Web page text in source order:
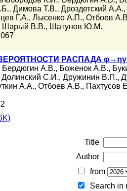
, Димова Т.В., Дроздетский А.А.,
Г.А., Лысенко А.П., Отбоев
Шарый В.В., Шатунов Ю.М.
РАСПАДА
Бердюгин А.В., Боженок А.В.,
Долинский С.И., Дружинин В.П.,
А.А., Отбоев А.В., Пахтусов
Title
Author
from
Search in